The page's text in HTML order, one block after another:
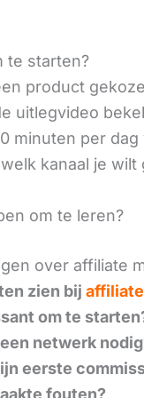
te starten?
product
uitlegvideo
minuten per dag
kanaal je
om te leren?
over affiliate
zien bij
om te
netwerk
eerste
fouten?